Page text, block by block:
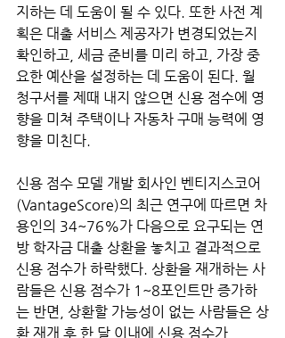
지하는 데 도움이 될 수 있다. 또한 사전 계
획은 대출 서비스 제공자가 변경되었는지
확인하고, 세금 준비를 미리 하고, 가장 중
요한 예산을 설정하는 데 도움이 된다. 월
청구서를 제때 내지 않으면 신용 점수에 영
향을 미쳐 주택이나 자동차 구매 능력에 영
향을 미친다.
신용 점수 모델 개발 회사인 벤티지스코어
(VantageScore)의 최근 연구에 따르면 차
용인의 34~76%가 다음으로 요구되는 연
방 학자금 대출 상환을 놓치고 결과적으로
신용 점수가 하락했다. 상환을 재개하는 사
람들은 신용 점수가 1~8포인트만 증가하
는 반면, 상환할 가능성이 없는 사람들은 상
환 재개 후 한 달 이내에 신용 점수가